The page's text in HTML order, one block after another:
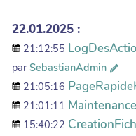
22.01.2025 :
21:12:55
par SebastianAdmin
21:05:16
21:01:11 Maintenance
15:40:22